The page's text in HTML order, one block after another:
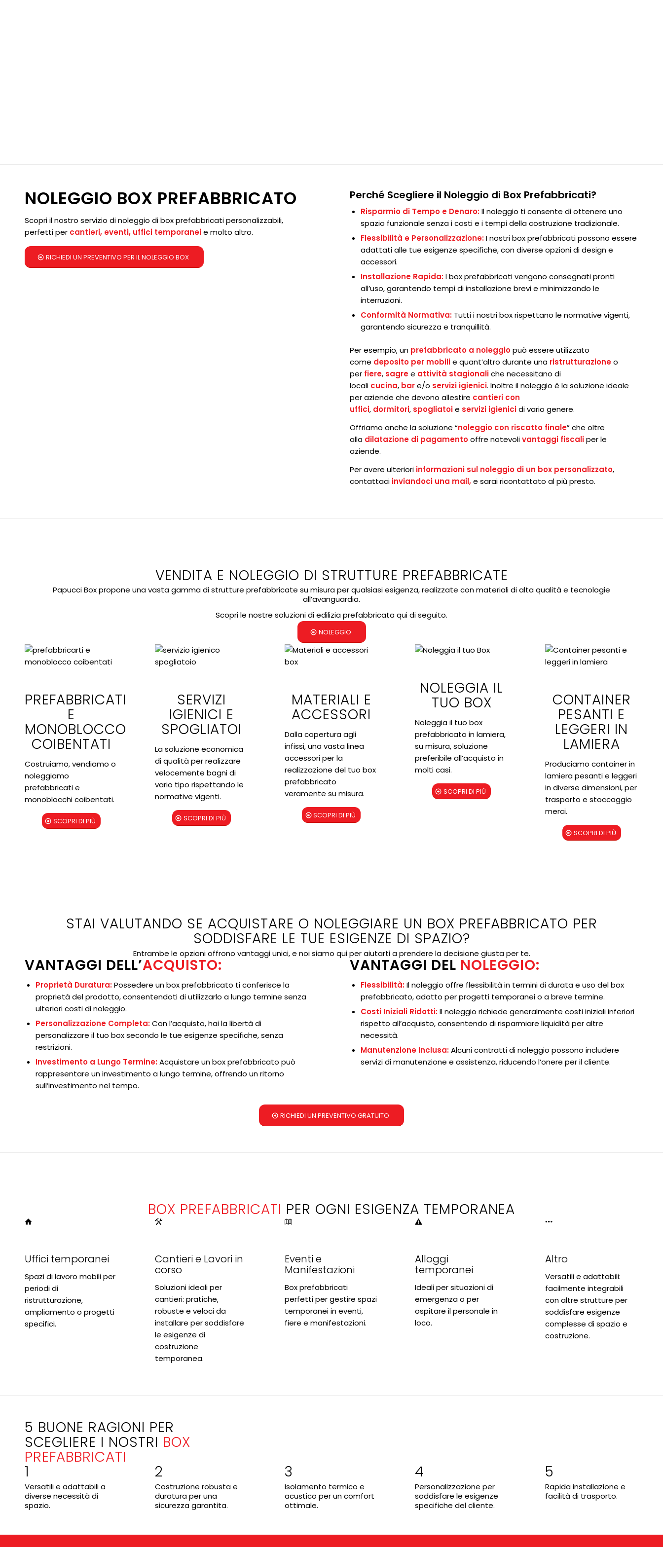
NOLEGGIO BOX PREFABBRICATO
Scopri il nostro servizio di noleggio di box prefabbricati personalizzabili,
perfetti per cantieri, eventi, uffici temporaneie molto altro.
RICHIEDI UN PREVENTIVO PER IL NOLEGGIO BOX
Perché Scegliere il Noleggio di Box Prefabbricati?
Risparmio di Tempo e Denaro:Il noleggio ti consente di ottenere uno
spazio funzionale senza i costi e i tempi della costruzione tradizionale.
Flessibilità e Personalizzazione:I nostri box prefabbricati possono essere
adattati alle tue esigenze specifiche, con diverse opzioni di design e
accessori.
Installazione Rapida:I box prefabbricati vengono consegnati pronti
all’uso, garantendo tempi di installazione brevi e minimizzando le
interruzioni.
Conformità Normativa: Tutti i nostri box rispettano le normative vigenti,
garantendo sicurezza e tranquillità.
Per esempio, un prefabbricato a noleggiopuò essere utilizzato
come deposito per mobilie quant’altro durante una ristrutturazioneo
per fiere, sagree attività stagionaliche necessitano di
locali cucina, bare/o servizi igienici. Inoltre il noleggio è la soluzione ideale
per aziende che devono allestire cantieri con
uffici, dormitori, spogliatoie servizi igienicidi vario genere.
Offriamo anche la soluzione “noleggio con riscatto finale” che oltre
alla dilatazione di pagamentooffre notevolivantaggi fiscaliper le
aziende.
Per avere ulteriori informazioni sul noleggio di un box personalizzato,
contattaci inviandoci una mail,e sarai ricontattato al più presto.
VENDITA E NOLEGGIO DI STRUTTURE PREFABBRICATE
Papucci Box propone una vasta gamma di strutture prefabbricate su misura per qualsiasi esigenza, realizzate con materiali di alta qualità e tecnologie
all’avanguardia.
Scopri le nostre soluzioni di edilizia prefabbricata qui di seguito.
NOLEGGIO
PREFABBRICATI
E
MONOBLOCCO
COIBENTATI
Costruiamo, vendiamo o
noleggiamo
prefabbricati e
monoblocchi coibentati.
SCOPRI DI PIÙ
SERVIZI
IGIENICI E
SPOGLIATOI
La soluzione economica
di qualità per realizzare
velocemente bagni di
vario tipo rispettando le
normative vigenti.
SCOPRI DI PIÙ
MATERIALI E
ACCESSORI
Dalla copertura agli
infissi, una vasta linea
accessori per la
realizzazione del tuo box
prefabbricato
veramente su misura.
SCOPRI DI PIÙ
NOLEGGIA IL
TUO BOX
Noleggia il tuo box
prefabbricato in lamiera,
su misura, soluzione
preferibile all’acquisto in
molti casi.
SCOPRI DI PIÙ
CONTAINER
PESANTI E
LEGGERI IN
LAMIERA
Produciamo container in
lamiera pesanti e leggeri
in diverse dimensioni, per
trasporto e stoccaggio
merci.
SCOPRI DI PIÙ
STAI VALUTANDO SE ACQUISTARE O NOLEGGIARE UN BOX PREFABBRICATO PER
SODDISFARE LE TUE ESIGENZE DI SPAZIO?
Entrambe le opzioni offrono vantaggi unici, e noi siamo qui per aiutarti a prendere la decisione giusta per te.
VANTAGGI DELL’ACQUISTO:
Proprietà Duratura:Possedere un box prefabbricato ti conferisce la
proprietà del prodotto, consentendoti di utilizzarlo a lungo termine senza
ulteriori costi di noleggio.
Personalizzazione Completa:Con l’acquisto, hai la libertà di
personalizzare il tuo box secondo le tue esigenze specifiche, senza
restrizioni.
Investimento a Lungo Termine:Acquistare un box prefabbricato può
rappresentare un investimento a lungo termine, offrendo un ritorno
sull’investimento nel tempo.
VANTAGGI DEL NOLEGGIO:
Flessibilità:Il noleggio offre flessibilità in termini di durata e uso del box
prefabbricato, adatto per progetti temporanei o a breve termine.
Costi Iniziali Ridotti:Il noleggio richiede generalmente costi iniziali inferiori
rispetto all’acquisto, consentendo di risparmiare liquidità per altre
necessità.
Manutenzione Inclusa:Alcuni contratti di noleggio possono includere
servizi di manutenzione e assistenza, riducendo l’onere per il cliente.
RICHIEDI UN PREVENTIVO GRATUITO
BOX PREFABBRICATI PER OGNI ESIGENZA TEMPORANEA
Uffici temporanei
Spazi di lavoro mobili per
periodi di
ristrutturazione,
ampliamento o progetti
specifici.
Cantieri e Lavori in
corso
Soluzioni ideali per
cantieri: pratiche,
robuste e veloci da
installare per soddisfare
le esigenze di
costruzione
temporanea.
Eventi e
Manifestazioni
Box prefabbricati
perfetti per gestire spazi
temporanei in eventi,
fiere e manifestazioni.
Alloggi
temporanei
Ideali per situazioni di
emergenza o per
ospitare il personale in
loco.
Altro
Versatili e adattabili:
facilmente integrabili
con altre strutture per
soddisfare esigenze
complesse di spazio e
costruzione.
5 BUONE RAGIONI PER
SCEGLIERE I NOSTRI BOX
PREFABBRICATI
1
Versatili e adattabili a
diverse necessità di
spazio.
2
Costruzione robusta e
duratura per una
sicurezza garantita.
3
Isolamento termico e
acustico per un comfort
ottimale.
4
Personalizzazione per
soddisfare le esigenze
specifiche del cliente.
5
Rapida installazione e
facilità di trasporto.